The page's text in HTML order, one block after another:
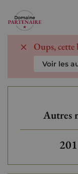
Oups, cette
Voir les
Autres